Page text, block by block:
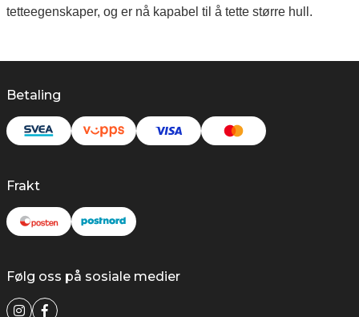
tetteegenskaper, og er nå kapabel til å tette større hull.
Betaling
Frakt
Følg oss på sosiale medier